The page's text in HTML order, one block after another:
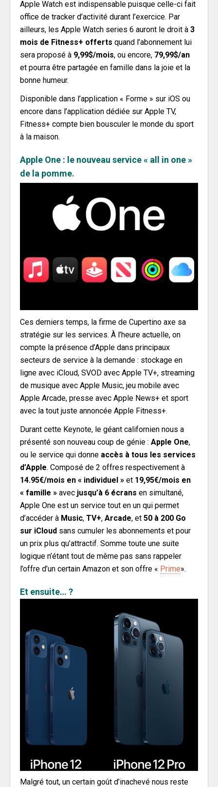
Apple Watch est indispensable puisque celle-ci fait
office de tracker d’activité durant l’exercice. Par
ailleurs, les Apple Watch series 6 auront le droit à 3
mois de Fitness+ offerts quand l’abonnement lui
sera proposé à 9,99$/mois, ou encore, 79,99$/an
et pourra être partagée en famille dans la joie et la
bonne humeur.
Disponible dans l’application « Forme » sur iOS ou
encore dans l’application dédiée sur Apple TV,
Fitness+ compte bien bousculer le monde du sport
à la maison.
Apple One : le nouveau service « all in one »
de la pomme.
Ces derniers temps, la firme de Cupertino axe sa
stratégie sur les services. À l’heure actuelle, on
compte la présence d’Apple dans principaux
secteurs de service à la demande : stockage en
ligne avec iCloud, SVOD avec Apple TV+, streaming
de musique avec Apple Music, jeu mobile avec
Apple Arcade, presse avec Apple News+ et sport
avec la tout juste annoncée Apple Fitness+.
Durant cette Keynote, le géant californien nous a
présenté son nouveau coup de génie : Apple One,
ou le service qui donne accès à tous les services
d’Apple. Composé de 2 offres respectivement à
14.95€/mois en « individuel » et 19,95€/mois en
« famille » avec jusqu’à 6 écrans en simultané,
Apple One est un service tout en un qui permet
d’accéder à Music, TV+, Arcade, et 50 à 200 Go
sur iCloud sans cumuler les abonnements et pour
un prix plus qu’attractif. Somme toute une suite
logique n’étant tout de même pas sans rappeler
l’offre d’un certain Amazon et son offre « Prime».
Et ensuite… ?
Malgré tout, un certain goût d’inachevé nous reste